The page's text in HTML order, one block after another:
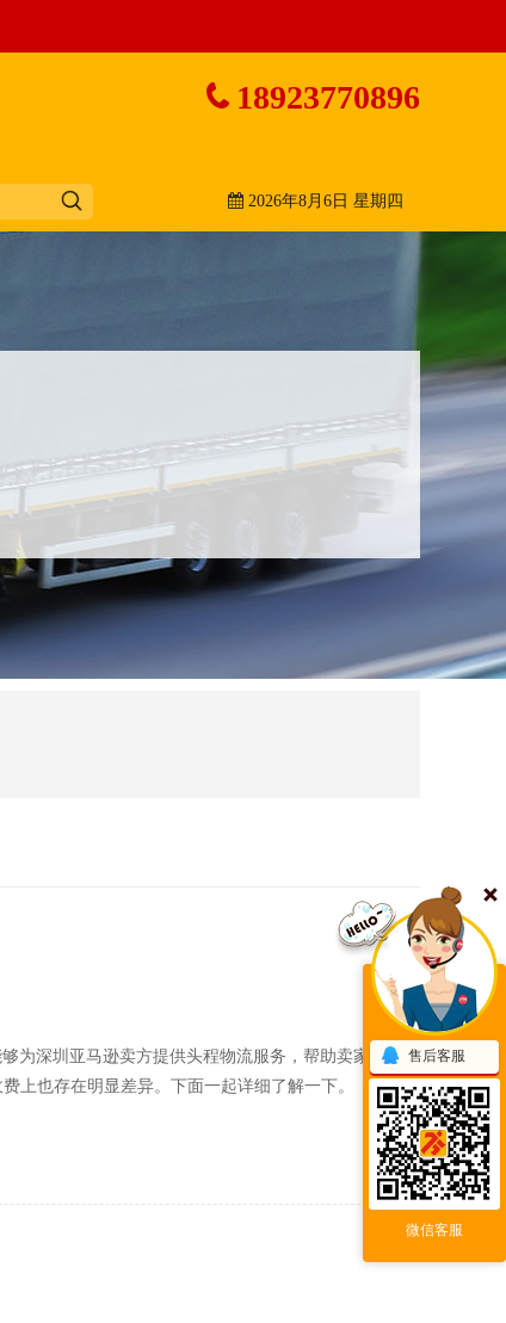
18923770896
2026年8月6日 星期四
为深圳亚马逊卖方提供头程物流服务，帮助卖家将货物
上也存在明显差异。下面一起详细了解一下。
售后客服
微信客服